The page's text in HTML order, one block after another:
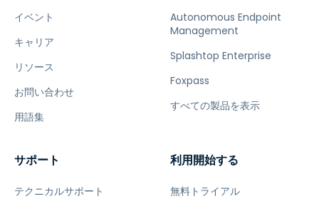
イベント
キャリア
リソース
お問い合わせ
用語集
Autonomous Endpoint
Management
Splashtop Enterprise
Foxpass
すべての製品を表示
サポート
テクニカルサポート
利用開始する
無料トライアル